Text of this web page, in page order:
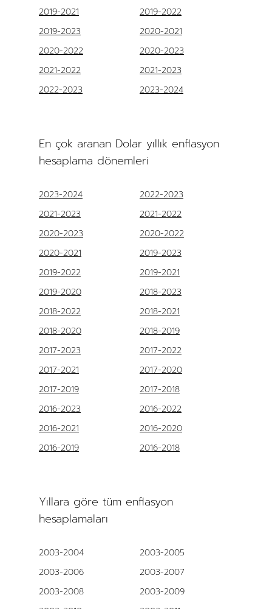
2019-2021
2019-2022
2019-2023
2020-2021
2020-2022
2020-2023
2021-2022
2021-2023
2022-2023
2023-2024
En çok aranan Dolar yıllık enflasyon
hesaplama dönemleri
2023-2024
2022-2023
2021-2023
2021-2022
2020-2023
2020-2022
2020-2021
2019-2023
2019-2022
2019-2021
2019-2020
2018-2023
2018-2022
2018-2021
2018-2020
2018-2019
2017-2023
2017-2022
2017-2021
2017-2020
2017-2019
2017-2018
2016-2023
2016-2022
2016-2021
2016-2020
2016-2019
2016-2018
Yıllara göre tüm enflasyon
hesaplamaları
2003-2004
2003-2005
2003-2006
2003-2007
2003-2008
2003-2009